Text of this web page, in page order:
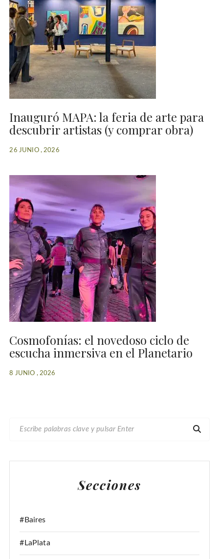
Inauguró MAPA: la feria de arte para
descubrir artistas (y comprar obra)
26 JUNIO , 2026
Cosmofonías: el novedoso ciclo de
escucha inmersiva en el Planetario
8 JUNIO , 2026
C
Secciones
#Baires
#LaPlata